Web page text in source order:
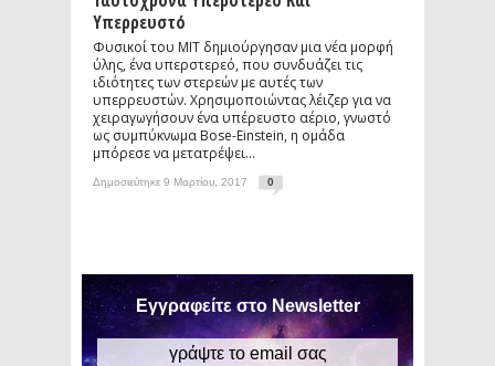
Υπερρευστό
Φυσικοί του MIT δημιούργησαν μια νέα μορφή
ύλης, ένα υπερστερεό, που συνδυάζει τις
ιδιότητες των στερεών με αυτές των
υπερρευστών. Χρησιμοποιώντας λέιζερ για να
χειραγωγήσουν ένα υπέρευστο αέριο, γνωστό
ως συμπύκνωμα Bose-Einstein, η ομάδα
μπόρεσε να μετατρέψει...
Δημοσιεύτηκε 9 Μαρτίου, 2017 0
Εγγραφείτε στο Newsletter